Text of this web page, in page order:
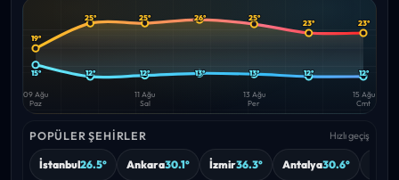
Yüksek
—
Düşük
19°
15°
25°
12°
25°
12°
26°
13°
25°
13°
23°
12°
23°
12°
09 Ağu
Paz
11 Ağu
Sal
13 Ağu
Per
15 Ağu
Cmt
POPÜLER ŞEHIRLER Hızlı geçiş
İstanbul26.5° Ankara30.1° İzmir36.3° Antalya30.6°